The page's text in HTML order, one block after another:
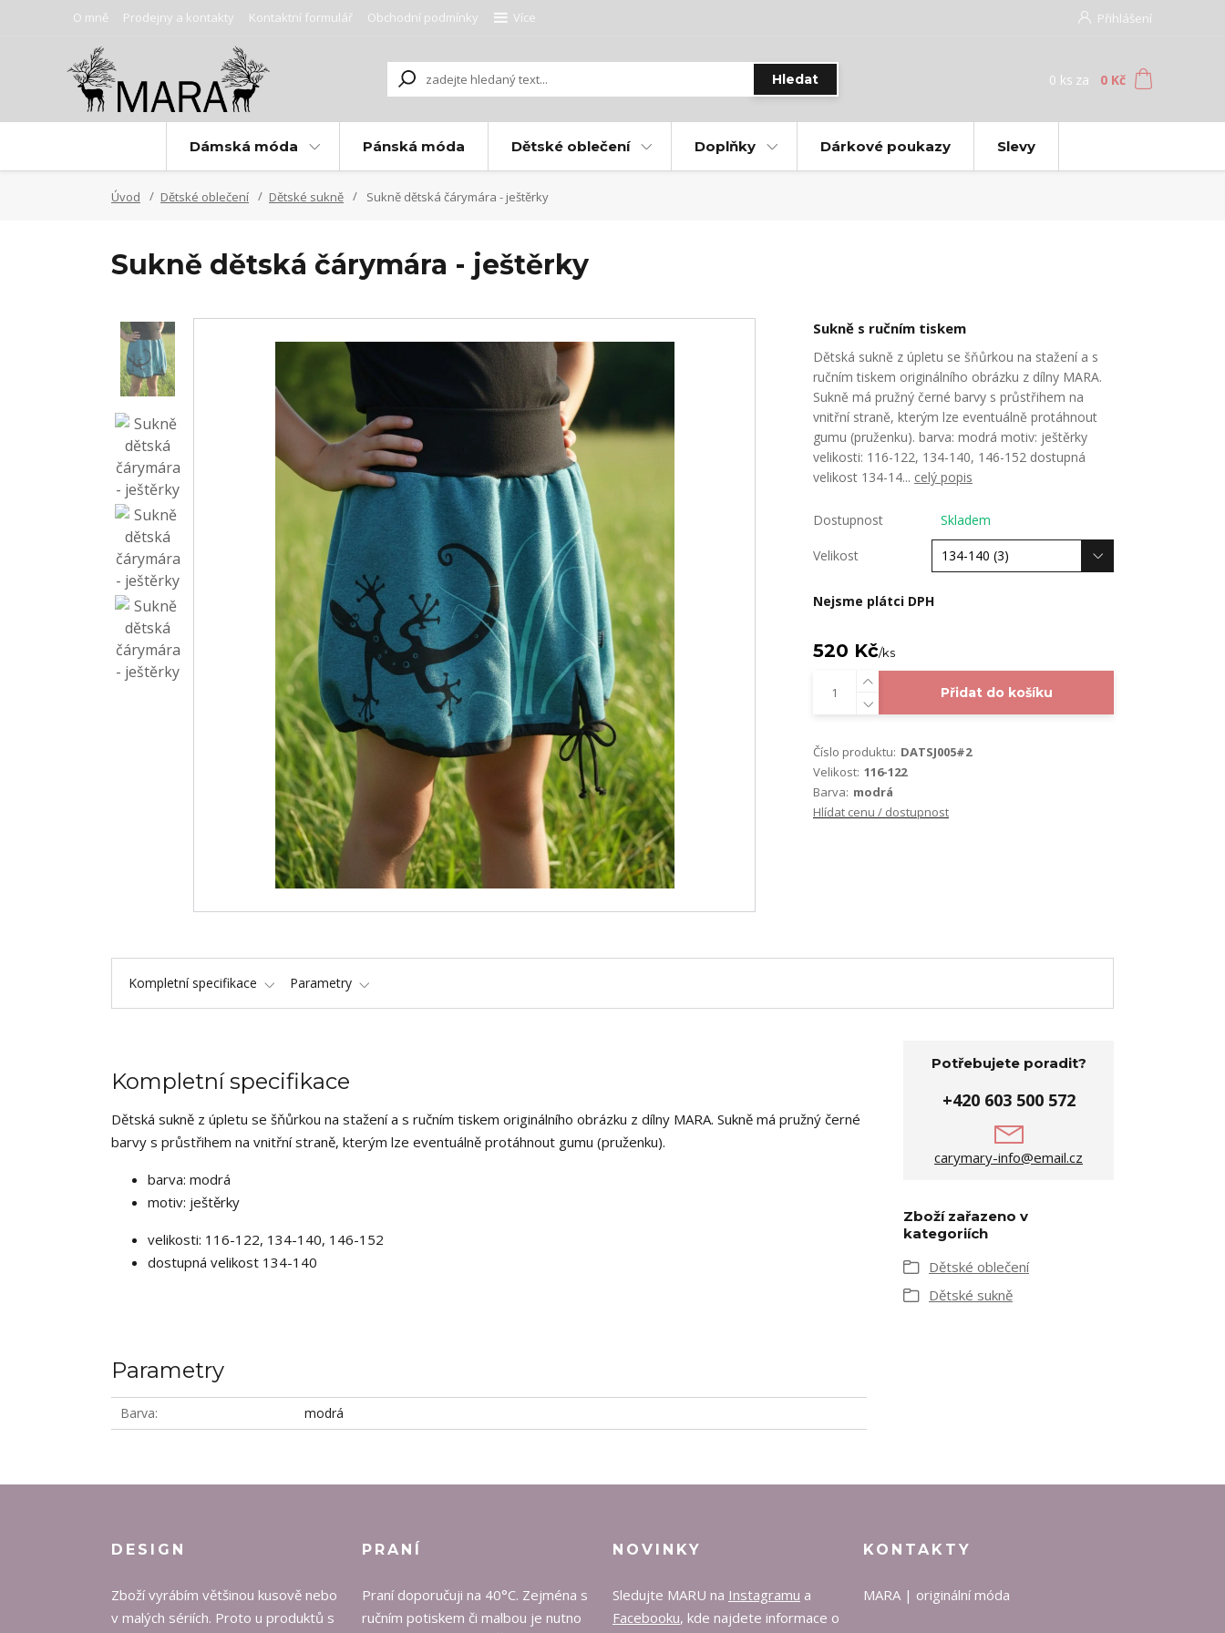
O mně Prodejny a kontakty Kontaktní formulář Obchodní podmínky Více Přihlášení
Hledat 0 ks za 0 Kč
Dámská móda Pánská móda Dětské oblečení Doplňky Dárkové poukazy Slevy
Úvod Dětské oblečení Dětské sukně Sukně dětská čárymára - ještěrky
Sukně dětská čárymára - ještěrky
Sukně s ručním tiskem
Dětská sukně z úpletu se šňůrkou na stažení a s
ručním tiskem originálního obrázku z dílny MARA.
Sukně má pružný černé barvy s průstřihem na
vnitřní straně, kterým lze eventuálně protáhnout
gumu (pruženku). barva: modrá motiv: ještěrky
velikosti: 116-122, 134-140, 146-152 dostupná
velikost 134-14... celý popis
Dostupnost Skladem
Velikost
Nejsme plátci DPH
520 Kč/ks
Přidat do košíku
Číslo produktu: DATSJ005#2
Velikost: 116-122
Barva: modrá
Hlídat cenu / dostupnost
Kompletní specifikace Parametry
Kompletní specifikace
Dětská sukně z úpletu se šňůrkou na stažení a s ručním tiskem originálního obrázku z dílny MARA. Sukně má pružný černé
barvy s průstřihem na vnitřní straně, kterým lze eventuálně protáhnout gumu (pruženku).
barva: modrá
motiv: ještěrky
velikosti: 116-122, 134-140, 146-152
dostupná velikost 134-140
Parametry
Barva modrá
Potřebujete poradit?
+420 603 500 572
carymary-info@email.cz
Zboží zařazeno v
kategoriích
Dětské oblečení
Dětské sukně
DESIGN
Zboží vyrábím většinou kusově nebo
v malých sériích. Proto u produktů s
PRANÍ
Praní doporučuji na 40°C. Zejména s
ručním potiskem či malbou je nutno
NOVINKY
Sledujte MARU na Instagramu a
Facebooku, kde najdete informace o
KONTAKTY
MARA | originální móda